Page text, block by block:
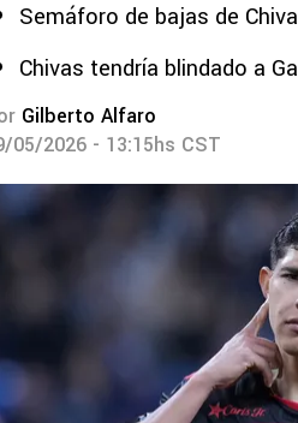
Semáforo de bajas de
Chivas tendría blindado a
Gilberto Alfaro
05/2026 - 13:15hs CST